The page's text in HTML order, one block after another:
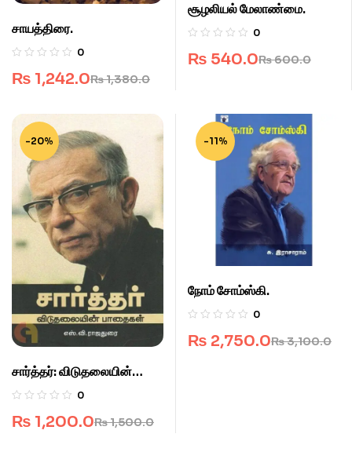
சாயத்திரை.
0
₨1,380.0
₨ 1,242.0
சூழலியல் மேலாண்மை.
0
₨600.0
₨ 540.0
-20%
சார்த்தர்: விடுதலையின்
பாதைகள்.
0
₨1,500.0
₨ 1,200.0
-11%
நோம் சோம்ஸ்கி.
0
₨3,100.0
₨ 2,750.0